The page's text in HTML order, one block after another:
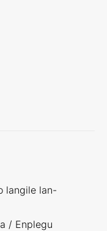
langile lan-
/ Enplegu